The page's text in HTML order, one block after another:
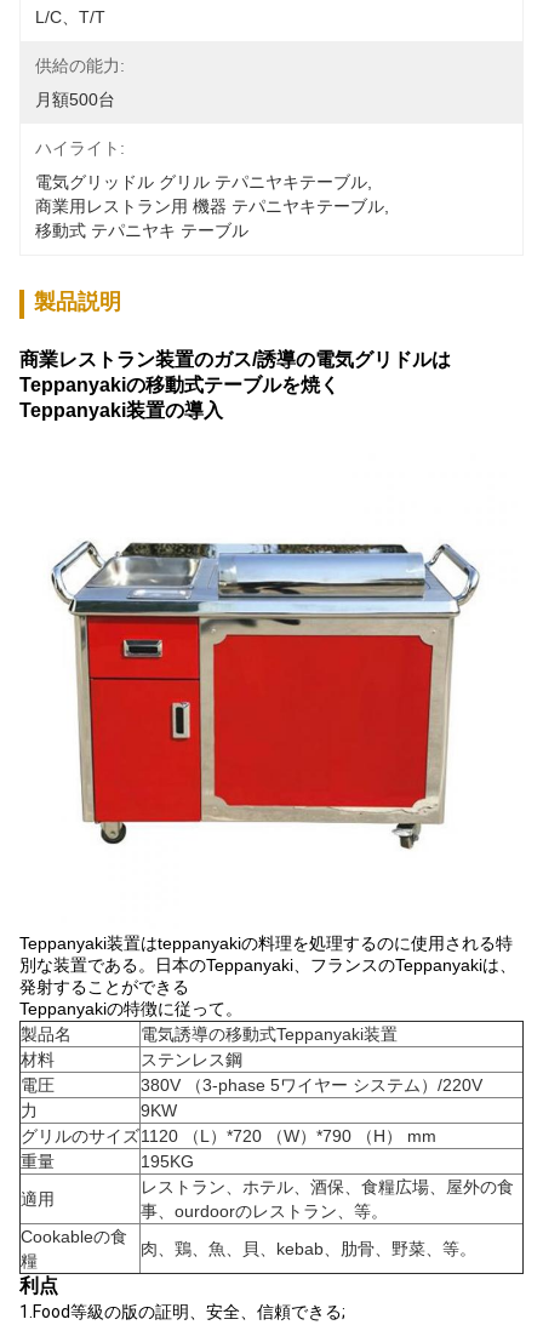
L/C、T/T
供給の能力:
月額500台
ハイライト:
電気グリッドル グリル テパニヤキテーブル
商業用レストラン用 機器 テパニヤキテーブル
移動式 テパニヤキ テーブル
製品説明
商業レストラン装置のガス/誘導の電気グリドルは
Teppanyakiの移動式テーブルを焼く
Teppanyaki装置の導入
Teppanyaki装置はteppanyakiの料理を処理するのに使用される特
別な装置である。日本のTeppanyaki、フランスのTeppanyakiは、
発射することができる
Teppanyakiの特徴に従って。
製品名
電気誘導の移動式Teppanyaki装置
材料
ステンレス鋼
電圧
380V （3-phase 5ワイヤー システム）/220V
力
9KW
グリルのサイズ1120 （L）*720 （W）*790 （H） mm
重量
195KG
適用
レストラン、ホテル、酒保、食糧広場、屋外の食
事、ourdoorのレストラン、等。
Cookableの食
糧
肉、鶏、魚、貝、kebab、肋骨、野菜、等。
利点
1.Food等級の版の証明、安全、信頼できる;